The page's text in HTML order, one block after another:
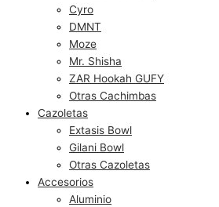
Cyro
DMNT
Moze
Mr. Shisha
ZAR Hookah GUFY
Otras Cachimbas
Cazoletas
Extasis Bowl
Gilani Bowl
Otras Cazoletas
Accesorios
Aluminio